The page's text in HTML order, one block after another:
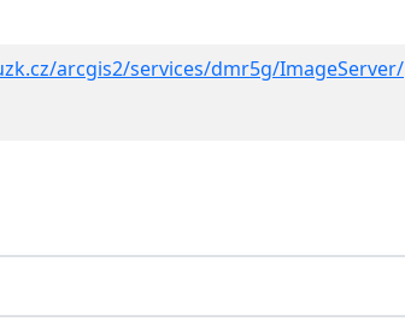
arcgis2/services/dmr5g/ImageServer/